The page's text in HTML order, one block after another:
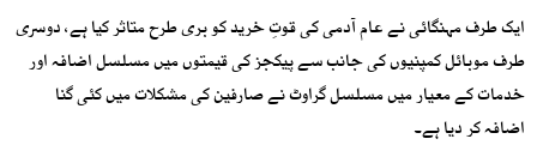
ایک طرف مہنگائی نے عام آدمی کی قوتِ خرید کو بری طرح متاثر کیا ہے، دوسری
طرف موبائل کمپنیوں کی جانب سے پیکجز کی قیمتوں میں مسلسل اضافہ اور
خدمات کے معیار میں مسلسل گراوٹ نے صارفین کی مشکلات میں کئی گنا
اضافہ کر دیا ہے۔